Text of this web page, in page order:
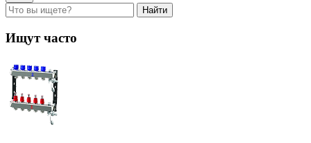
Найти
Ищут часто